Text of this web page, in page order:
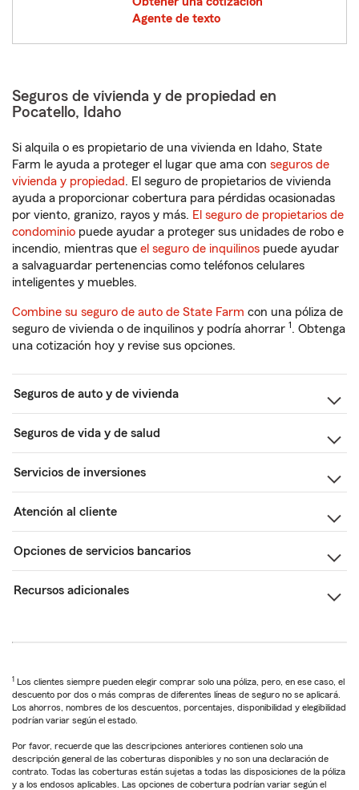
Agente de texto
Seguros de vivienda y de propiedad en
Pocatello, Idaho
Si alquila o es propietario de una vivienda en Idaho, State
Farm le ayuda a proteger el lugar que ama con seguros de
vivienda y propiedad. El seguro de propietarios de vivienda
ayuda a proporcionar cobertura para pérdidas ocasionadas
por viento, granizo, rayos y más. El seguro de propietarios de
condominio puede ayudar a proteger sus unidades de robo e
incendio, mientras que el seguro de inquilinos puede ayudar
a salvaguardar pertenencias como teléfonos celulares
inteligentes y muebles.
Combine su seguro de auto de State Farm con una póliza de
seguro de vivienda o de inquilinos y podría ahorrar 1. Obtenga
una cotización hoy y revise sus opciones.
Seguros de auto y de vivienda
Seguros de vida y de salud
Servicios de inversiones
Atención al cliente
Opciones de servicios bancarios
Recursos adicionales
1 Los clientes siempre pueden elegir comprar solo una póliza, pero, en ese caso, el
descuento por dos o más compras de diferentes líneas de seguro no se aplicará.
Los ahorros, nombres de los descuentos, porcentajes, disponibilidad y elegibilidad
podrían variar según el estado.
Por favor, recuerde que las descripciones anteriores contienen solo una
descripción general de las coberturas disponibles y no son una declaración de
contrato. Todas las coberturas están sujetas a todas las disposiciones de la póliza
y a los endosos aplicables. Las opciones de cobertura podrían variar según el